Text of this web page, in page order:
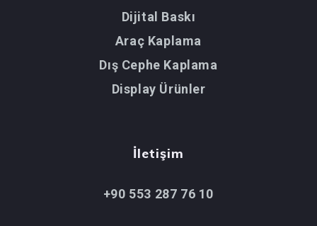
Dijital Baskı
Araç Kaplama
Dış Cephe Kaplama
Display Ürünler
İletişim
+90 553 287 76 10